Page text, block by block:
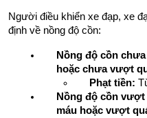
Người điều khiển xe đạp, xe
định về nồng độ cồn:
Nồng độ cồn
hoặc chưa vượt
Phạt tiền:
Nồng độ cồn vượt
máu hoặc vượt